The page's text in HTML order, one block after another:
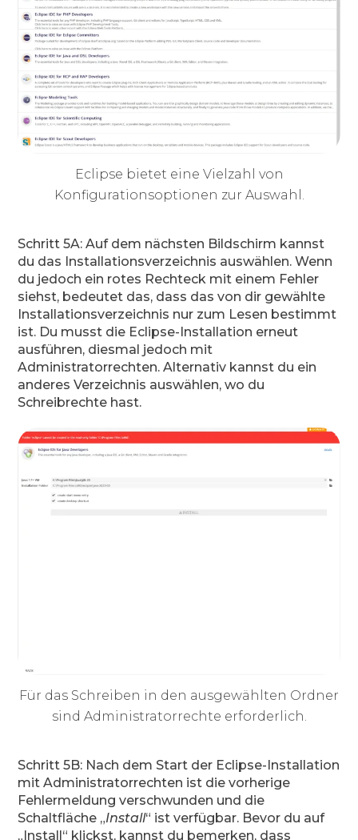
Eclipse bietet eine Vielzahl von
Konfigurationsoptionen zur Auswahl.
Schritt 5A: Auf dem nächsten Bildschirm kannst
du das Installationsverzeichnis auswählen. Wenn
du jedoch ein rotes Rechteck mit einem Fehler
siehst, bedeutet das, dass das von dir gewählte
Installationsverzeichnis nur zum Lesen bestimmt
ist. Du musst die Eclipse-Installation erneut
ausführen, diesmal jedoch mit
Administratorrechten. Alternativ kannst du ein
anderes Verzeichnis auswählen, wo du
Schreibrechte hast.
Für das Schreiben in den ausgewählten Ordner
sind Administratorrechte erforderlich.
Schritt 5B: Nach dem Start der Eclipse-Installation
mit Administratorrechten ist die vorherige
Fehlermeldung verschwunden und die
Schaltfläche „Install“ ist verfügbar. Bevor du auf
„Install“ klickst, kannst du bemerken, dass